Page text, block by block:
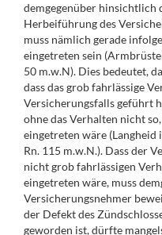
demgegenüber hinsichtlich
Herbeiführung des
muss nämlich gerade
eingetreten sein
50 m.w.N). Dies bedeutet,
dass das grob fahrlässige
Versicherungsfalls geführt
ohne das Verhalten nicht
eingetreten wäre (Langheid
Rn. 115 m.w.N.). Dass der
nicht grob fahrlässigen
eingetreten wäre, muss
Versicherungsnehmer
der Defekt des
geworden ist, dürfte